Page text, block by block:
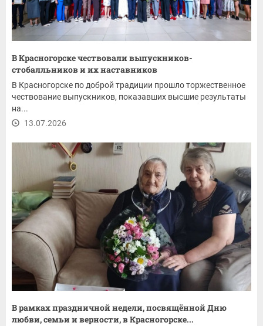
В Красногорске чествовали выпускников-
стобалльников и их наставников
В Красногорске по доброй традиции прошло торжественное
чествование выпускников, показавших высшие результаты
на...
13.07.2026
В рамках праздничной недели, посвящённой Дню
любви, семьи и верности, в Красногорске...